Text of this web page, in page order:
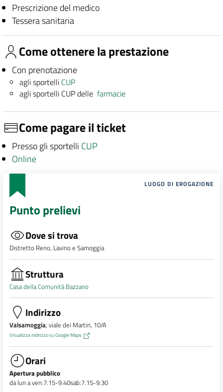
Prescrizione del medico
Tessera sanitaria
Come ottenere la prestazione
Con prenotazione
agli sportelli CUP
agli sportelli CUP dellefarmacie
Come pagare il ticket
Presso gli sportelli CUP
Online
LUOGO DI EROGAZIONE
Punto prelievi
Dove si trova
Distretto Reno, Lavino e Samoggia
Struttura
Casa della Comunità Bazzano
Indirizzo
Valsamoggia, viale dei Martiri, 10/A
Visualizza indirizzo su Google Maps
Orari
Apertura pubblico
da lun a ven:7.15-9.40sab:7.15-9.30